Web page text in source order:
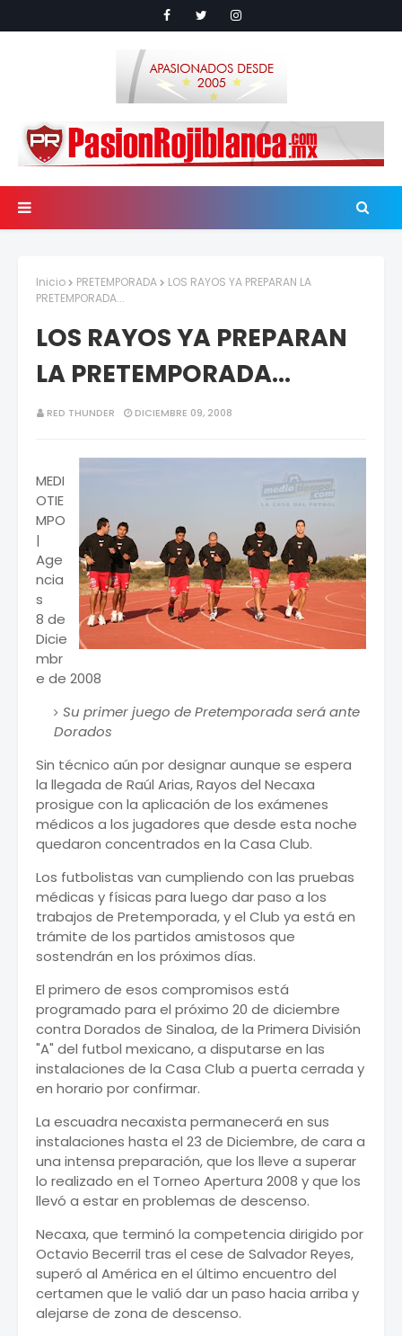
Inicio PRETEMPORADA
LOS RAYOS YA PREPARAN LA
PRETEMPORADA...
LOS RAYOS YA PREPARAN
LA PRETEMPORADA...
RED THUNDER DICIEMBRE 09, 2008
MEDI
OTIE
MPO
|
Age
ncia
s
8 de
Dicie
mbr
e de 2008
Su primer juego de Pretemporada será ante
Dorados
Sin técnico aún por designar aunque se espera
la llegada de Raúl Arias, Rayos del Necaxa
prosigue con la aplicación de los exámenes
médicos a los jugadores que desde esta noche
quedaron concentrados en la Casa Club.
Los futbolistas van cumpliendo con las pruebas
médicas y físicas para luego dar paso a los
trabajos de Pretemporada, y el Club ya está en
trámite de los partidos amistosos que
sostendrán en los próximos días.
El primero de esos compromisos está
programado para el próximo 20 de diciembre
contra Dorados de Sinaloa, de la Primera División
"A" del futbol mexicano, a disputarse en las
instalaciones de la Casa Club a puerta cerrada y
en horario por confirmar.
La escuadra necaxista permanecerá en sus
instalaciones hasta el 23 de Diciembre, de cara a
una intensa preparación, que los lleve a superar
lo realizado en el Torneo Apertura 2008 y que los
llevó a estar en problemas de descenso.
Necaxa, que terminó la competencia dirigido por
Octavio Becerril tras el cese de Salvador Reyes,
superó al América en el último encuentro del
certamen que le valió dar un paso hacia arriba y
alejarse de zona de descenso.